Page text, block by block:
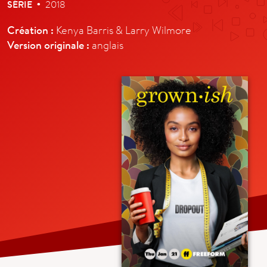
SÉRIE • 2018
Création : Kenya Barris & Larry Wilmore
Version originale : anglais